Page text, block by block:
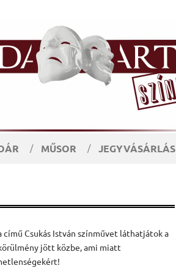
MŰSOR JEGYVÁSÁRLÁS
című Csukás István színművet láthatjátok a
jött közbe, ami miatt